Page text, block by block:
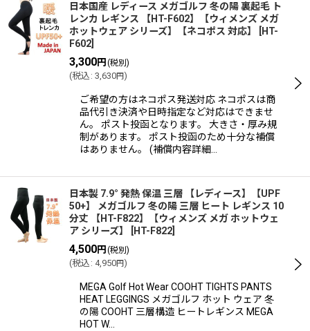
日本国産 レディース メガゴルフ 冬の陽 裏起毛 ト
レンカ レギンス 【HT-F602】【ウィメンズ メガ
ホットウェア シリーズ】【ネコポス 対応】
HT-
F602
3,300円 (税別)
(税込 : 3,630円)
ご希望の方はネコポス発送対応 ネコポスは商
品代引き決済や日時指定など対応はできませ
ん。 ポスト投函となります。 大きさ・厚み規
制があります。 ポスト投函のため十分な補償
はありません。 (補償内容詳細…
日本製 7.9° 発熱 保温 三層 【レディース】【UPF
50+】 メガゴルフ 冬の陽 三層 ヒート レギンス 10
分丈 【HT-F822】【ウィメンズ メガ ホットウェ
ア シリーズ】
HT-F822
4,500円 (税別)
(税込 : 4,950円)
MEGA Golf Hot Wear COOHT TIGHTS PANTS
HEAT LEGGINGS メガゴルフ ホット ウェア 冬
の陽 COOHT 三層構造 ヒートレギンス MEGA
HOT W…